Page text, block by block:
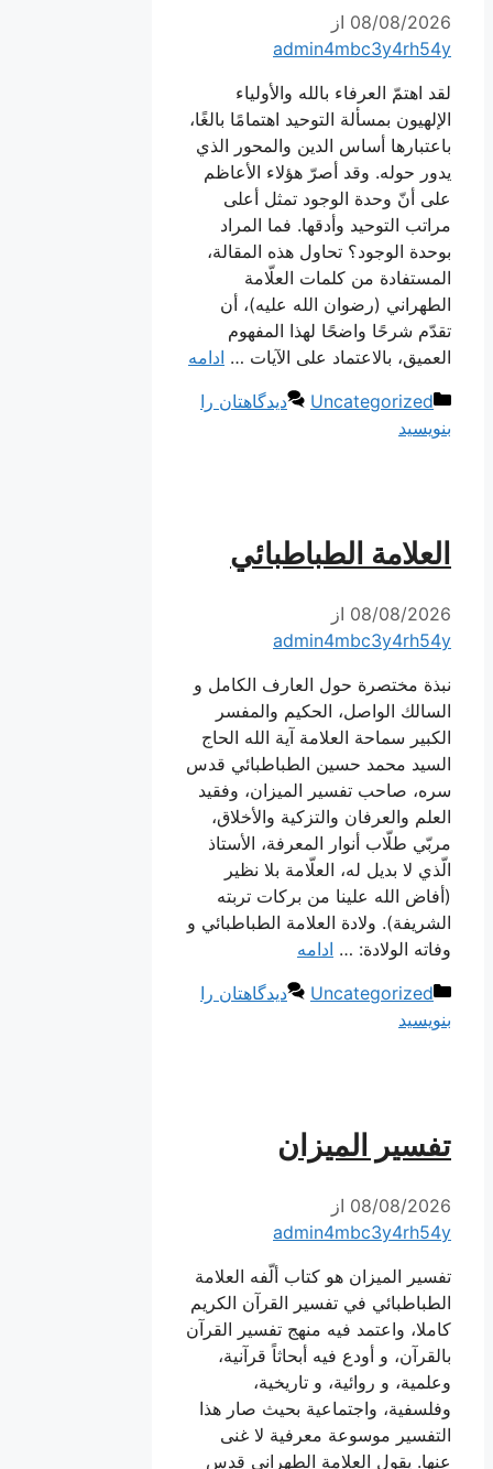
08/08/2026 از
admin4mbc3y4rh54y
لقد اهتمّ العرفاء بالله والأولياء
الإلهيون بمسألة التوحيد اهتمامًا بالغًا،
باعتبارها أساس الدين والمحور الذي
يدور حوله. وقد أصرّ هؤلاء الأعاظم
على أنّ وحدة الوجود تمثل أعلى
مراتب التوحيد وأدقها. فما المراد
بوحدة الوجود؟ تحاول هذه المقالة،
المستفادة من كلمات العلّامة
الطهراني (رضوان الله عليه)، أن
تقدّم شرحًا واضحًا لهذا المفهوم
العميق، بالاعتماد على الآيات … ادامه
دسته‌ها
Uncategorized
دیدگاهتان را
بنویسید
العلامة الطباطبائي
08/08/2026 از
admin4mbc3y4rh54y
نبذة مختصرة حول العارف الكامل و
السالك الواصل، الحكيم والمفسر
الكبير سماحة العلامة آية الله الحاج
السيد محمد حسين الطباطبائي قدس
سره، صاحب تفسير الميزان، وفقيد
العلم والعرفان والتزكية والأخلاق،
مربّي طلّاب أنوار المعرفة، الأستاذ
الّذي لا بديل له، العلّامة بلا نظير
(أفاض الله علينا من بركات تربته
الشريفة). ولادة العلامة الطباطبائي و
وفاته الولادة: … ادامه
دسته‌ها
Uncategorized
دیدگاهتان را
بنویسید
تفسير الميزان
08/08/2026 از
admin4mbc3y4rh54y
تفسير الميزان هو كتاب ألّفه العلامة
الطباطبائي في تفسير القرآن الكريم
كاملا، واعتمد فيه منهج تفسير القرآن
بالقرآن، و أودع فيه أبحاثاً قرآنية،
وعلمية، و روائية، و تاريخية،
وفلسفية، واجتماعية بحيث صار هذا
التفسير موسوعة معرفية لا غنى
عنها. يقول العلامة الطهراني قدس